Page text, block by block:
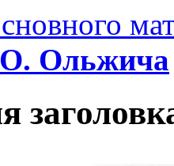
Ольжича